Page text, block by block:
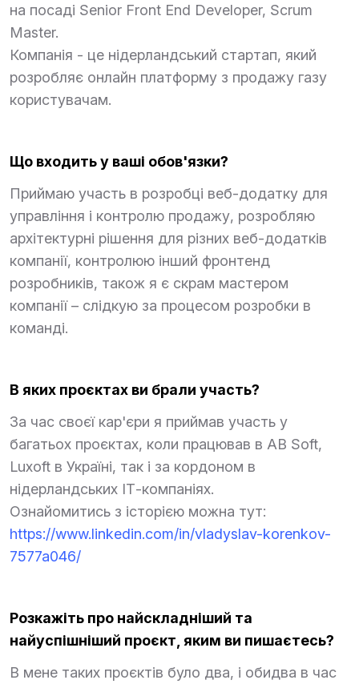
на посаді Senior Front End Developer, Scrum
Master.
Компанія - це нідерландський стартап, який
розробляє онлайн платформу з продажу газу
користувачам.
Що входить у ваші обов'язки?
Приймаю участь в розробці веб-додатку для
управління і контролю продажу, розробляю
архітектурні рішення для різних веб-додатків
компанії, контролюю інший фронтенд
розробників, також я є скрам мастером
компанії – слідкую за процесом розробки в
команді.
В яких проєктах ви брали участь?
За час своєї кар'єри я приймав участь у
багатьох проєктах, коли працював в AB Soft,
Luxoft в Україні, так і за кордоном в
нідерландських ІТ-компаніях.
Ознайомитись з історією можна тут:
https://www.linkedin.com/in/vladyslav-korenkov-
7577a046/
Розкажіть про найскладніший та
найуспішніший проєкт, яким ви пишаєтесь?
В мене таких проєктів було два, і обидва в час